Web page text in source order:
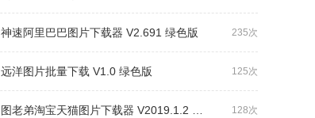
235次
神速阿里巴巴图片下载器 V2.691 绿色版
125次
远洋图片批量下载 V1.0 绿色版
128次
图老弟淘宝天猫图片下载器 V2019.1.2 绿色版